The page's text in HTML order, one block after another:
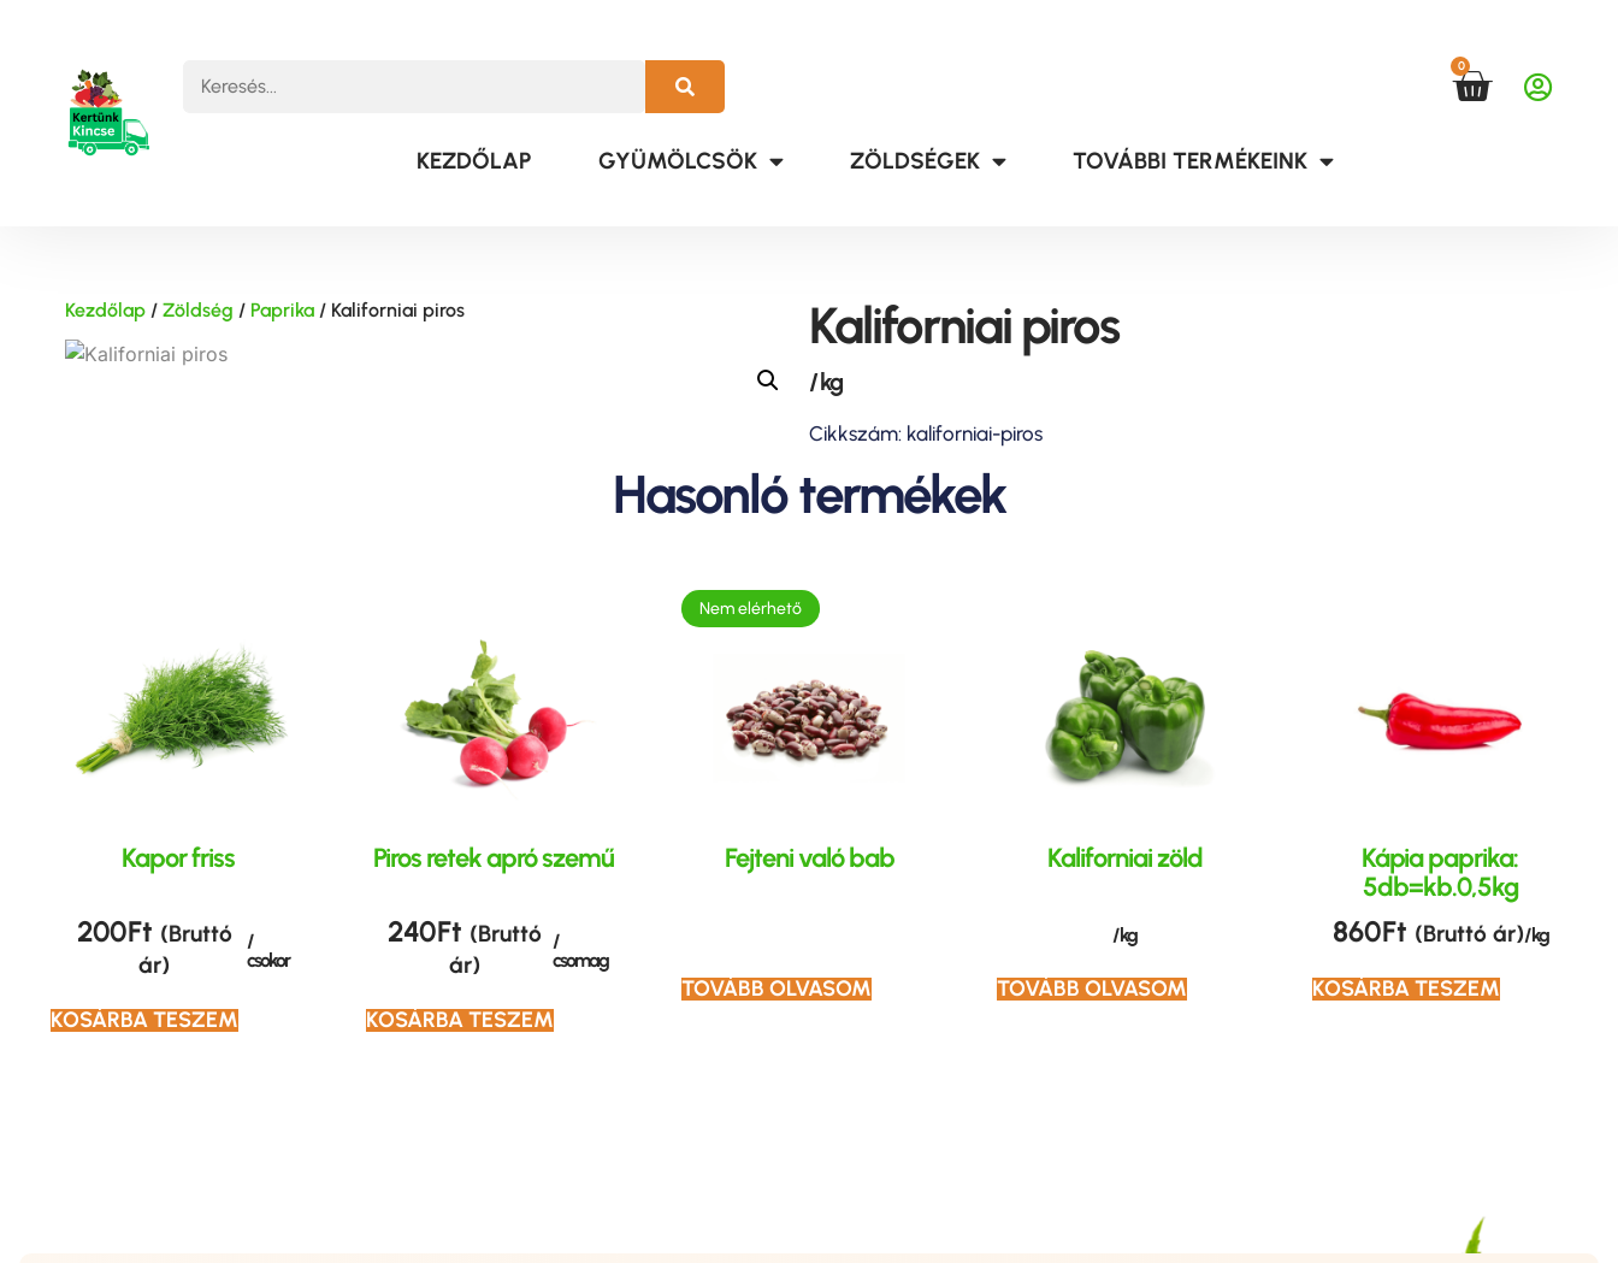
0
KEZDŐLAP GYÜMÖLCSÖK ZÖLDSÉGEK TOVÁBBI TERMÉKEINK
Kezdőlap/ Zöldség / Paprika/ Kaliforniai piros Kaliforniai piros
/ kg
Cikkszám: kaliforniai-piros
Hasonló termékek
Kapor friss
200Ft (Bruttó
ár)
/
csokor
KOSÁRBA TESZEM
Piros retek apró szemű
240Ft (Bruttó
ár)
/
csomag
KOSÁRBA TESZEM
Nem elérhető
Fejteni való bab
TOVÁBB OLVASOM
Kaliforniai zöld
/ kg
TOVÁBB OLVASOM
Kápia paprika:
5db=kb.0,5kg
860Ft (Bruttó ár)/ kg
KOSÁRBA TESZEM